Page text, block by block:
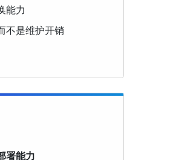
能力
不是维护开销
署能力